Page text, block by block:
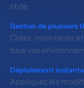
style
Gestion de plusieurs
Créez, maintenez
tous vos
Déploiement
Appliquez les